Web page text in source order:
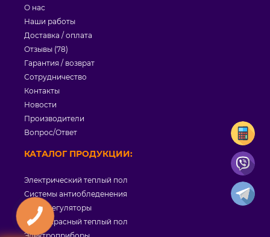
О нас
Наши работы
Доставка / оплата
Отзывы (78)
Гарантия / возврат
Сотрудничество
Контакты
Новости
Производители
Вопрос/Ответ
КАТАЛОГ ПРОДУКЦИИ:
Электрический теплый пол
Системы антиобледенения
Терморегуляторы
Инфракрасный теплый пол